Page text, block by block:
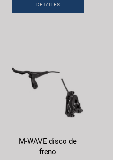
DETALLES
M-WAVE disco de
freno